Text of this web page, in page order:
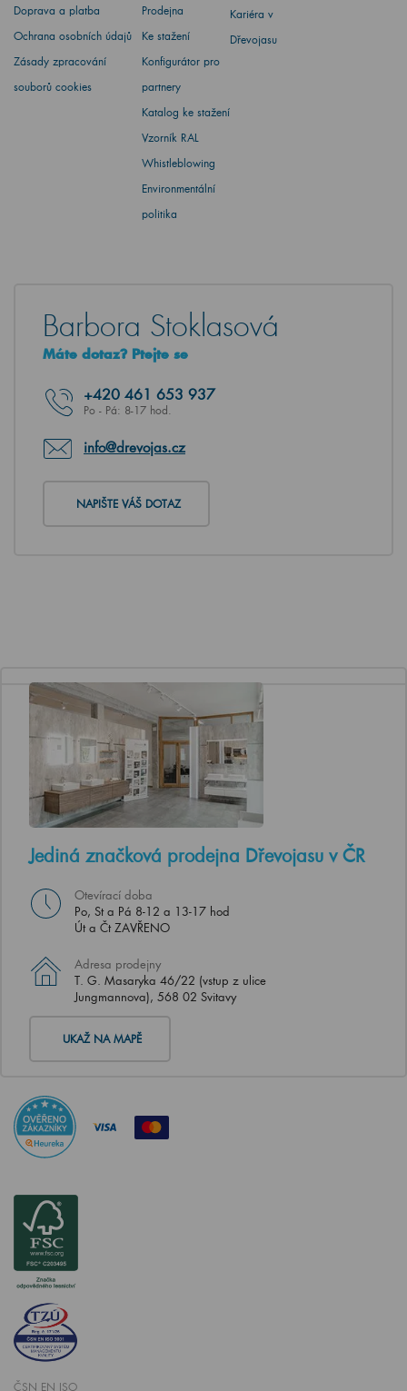
Doprava a platba
Ochrana osobních údajů
Zásady zpracování
souborů cookies
Prodejna
Ke stažení
Konfigurátor pro
partnery
Katalog ke stažení
Vzorník RAL
Whistleblowing
Environmentální
politika
Kariéra v
Dřevojasu
Barbora Stoklasová
Máte dotaz? Ptejte se
+420 461 653 937
Po - Pá: 8-17 hod.
info@drevojas.cz
NAPIŠTE VÁŠ DOTAZ
Jediná značková prodejna Dřevojasu v ČR
Otevírací doba
Po, St a Pá 8-12 a 13-17 hod
Út a Čt ZAVŘENO
Adresa prodejny
T. G. Masaryka 46/22 (vstup z ulice
Jungmannova), 568 02 Svitavy
UKAŽ NA MAPĚ
ČSN EN ISO